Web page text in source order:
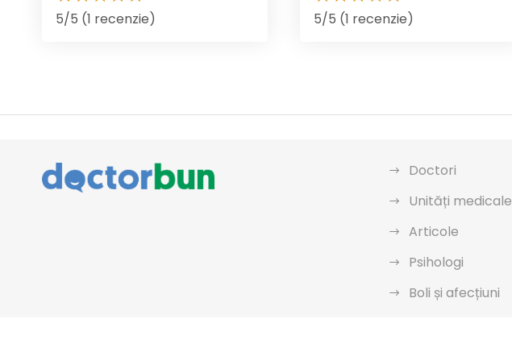
5/5 (1 recenzie) 5/5 (1 recenzie)
Doctori
Unități medicale
Articole
Psihologi
Boli și afecțiuni